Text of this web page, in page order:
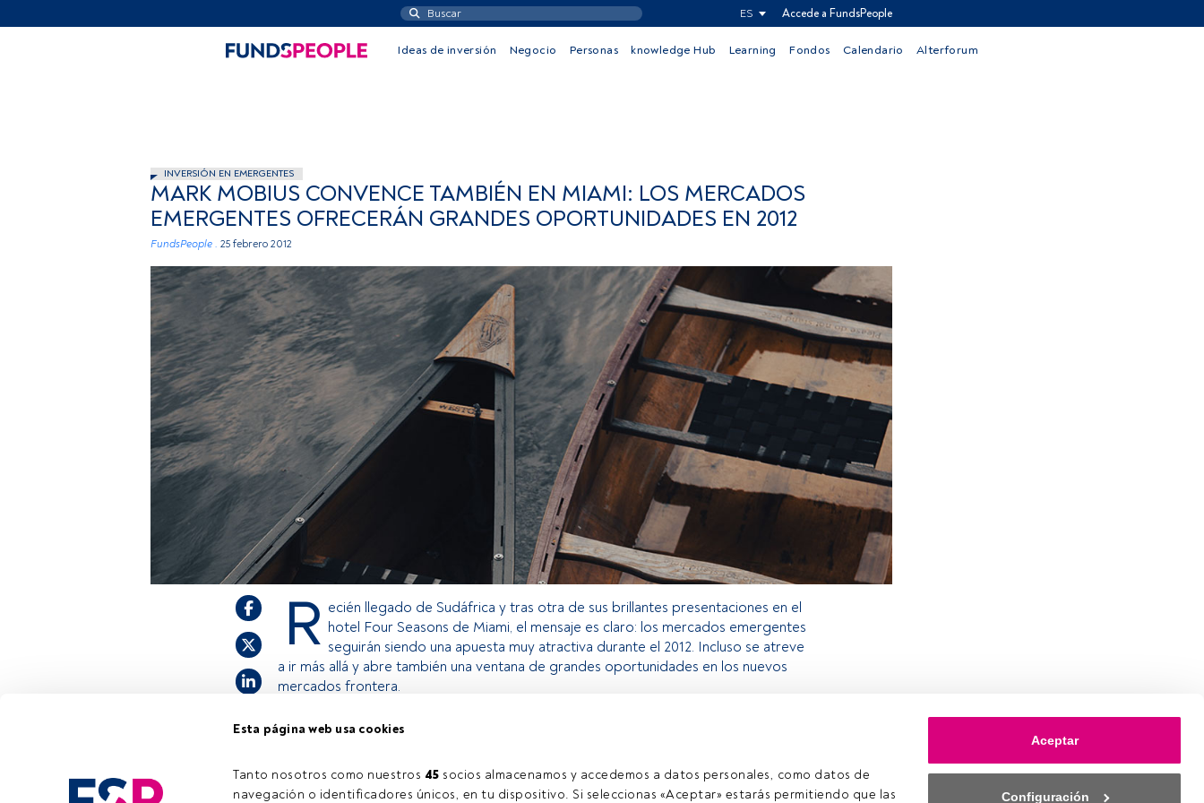
Esta página web usa cookies
Tanto nosotros como nuestros 45 socios almacenamos y accedemos a datos personales, como datos de
navegación o identificadores únicos, en tu dispositivo. Si seleccionas «Aceptar» estarás permitiendo que las
Aceptar
Configuración
ES Accede a FundsPeople
Ideas de inversión Negocio Personas knowledge Hub Learning Fondos Calendario Alterforum
INVERSIÓN EN EMERGENTES
MARK MOBIUS CONVENCE TAMBIÉN EN MIAMI: LOS MERCADOS
EMERGENTES OFRECERÁN GRANDES OPORTUNIDADES EN 2012
FundsPeople . 25 febrero 2012
R ecién llegado de Sudáfrica y tras otra de sus brillantes presentaciones en el
hotel Four Seasons de Miami, el mensaje es claro: los mercados emergentes
seguirán siendo una apuesta muy atractiva durante el 2012. Incluso se atreve
a ir más allá y abre también una ventana de grandes oportunidades en los nuevos
mercados frontera.
estás registrado, accede desde el botón Login. Si aún no tienes cuenta, te
invitamos a registrarte y disfrutar de todo el universo que ofrece FundsPeople.